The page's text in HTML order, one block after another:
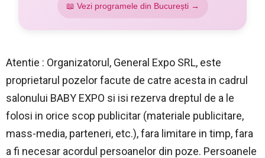
📖 Vezi programele din București →
Atentie : Organizatorul, General Expo SRL, este
proprietarul pozelor facute de catre acesta in cadrul
salonului BABY EXPO si isi rezerva dreptul de a le
folosi in orice scop publicitar (materiale publicitare,
mass-media, parteneri, etc.), fara limitare in timp, fara
a fi necesar acordul persoanelor din poze. Persoanele